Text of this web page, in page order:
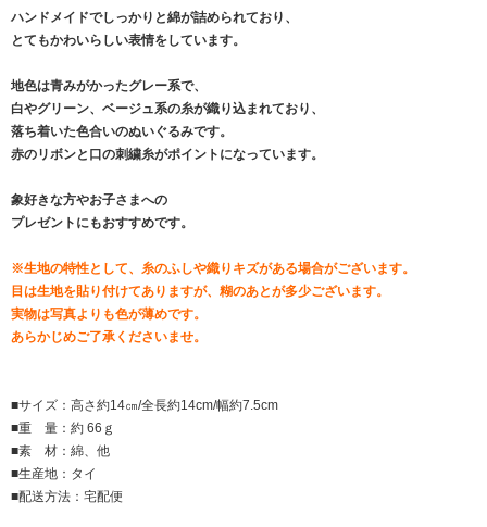
ハンドメイドでしっかりと綿が詰められており、
とてもかわいらしい表情をしています。
地色は青みがかったグレー系で、
白やグリーン、ベージュ系の糸が織り込まれており、
落ち着いた色合いのぬいぐるみです。
赤のリボンと口の刺繍糸がポイントになっています。
象好きな方やお子さまへの
プレゼントにもおすすめです。
※生地の特性として、糸のふしや織りキズがある場合がございます。
目は生地を貼り付けてありますが、糊のあとが多少ございます。
実物は写真よりも色が薄めです。
あらかじめご了承くださいませ。
■サイズ：高さ約14㎝/全長約14cm/幅約7.5cm
■重 量：約 66ｇ
■素 材：綿、他
■生産地：タイ
■配送方法：宅配便